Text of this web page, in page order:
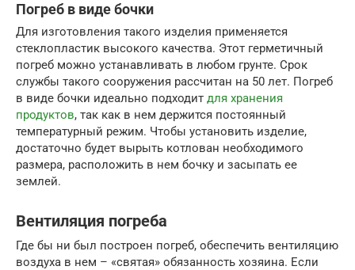
Погреб в виде бочки
Для изготовления такого изделия применяется
стеклопластик высокого качества. Этот герметичный
погреб можно устанавливать в любом грунте. Срок
службы такого сооружения рассчитан на 50 лет. Погреб
в виде бочки идеально подходит для хранения
продуктов, так как в нем держится постоянный
температурный режим. Чтобы установить изделие,
достаточно будет вырыть котлован необходимого
размера, расположить в нем бочку и засыпать ее
землей.
Вентиляция погреба
Где бы ни был построен погреб, обеспечить вентиляцию
воздуха в нем – «святая» обязанность хозяина. Если